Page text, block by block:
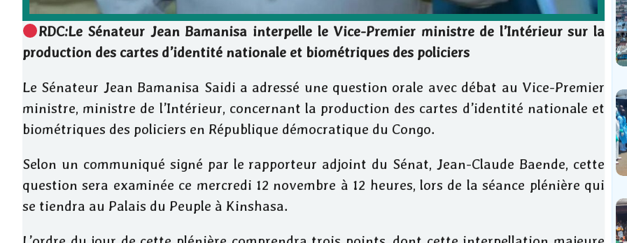
RDC:Le Sénateur Jean Bamanisa interpelle le Vice-Premier ministre de l’Intérieur sur la
production des cartes d’identité nationale et biométriques des policiers
Le Sénateur Jean Bamanisa Saidi a adressé une question orale avec débat au Vice-Premier
ministre, ministre de l’Intérieur, concernant la production des cartes d’identité nationale et
biométriques des policiers en République démocratique du Congo.
Selon un communiqué signé par le rapporteur adjoint du Sénat, Jean-Claude Baende, cette
question sera examinée ce mercredi 12 novembre à 12 heures, lors de la séance plénière qui
se tiendra au Palais du Peuple à Kinshasa.